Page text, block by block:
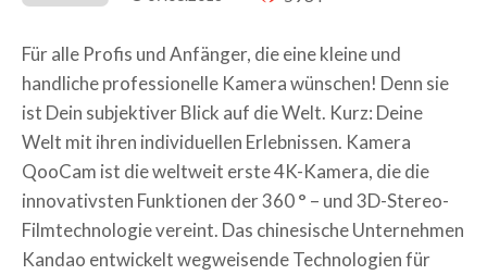
Für alle Profis und Anfänger, die eine kleine und
handliche professionelle Kamera wünschen! Denn sie
ist Dein subjektiver Blick auf die Welt. Kurz: Deine
Welt mit ihren individuellen Erlebnissen. Kamera
QooCam ist die weltweit erste 4K-Kamera, die die
innovativsten Funktionen der 360 ° – und 3D-Stereo-
Filmtechnologie vereint. Das chinesische Unternehmen
Kandao entwickelt wegweisende Technologien für